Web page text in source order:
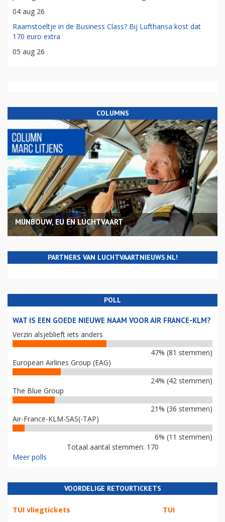
04 aug 26
Raamstoeltje in de Business Class? Bij Lufthansa kost dat
170 euro extra
05 aug 26
COLUMNS
MIJNBOUW, EU EN LUCHTVAART
PARTNERS VAN LUCHTVAARTNIEUWS.NL!
POLL
WAT IS EEN GOEDE NIEUWE NAAM VOOR AIR FRANCE-KLM?
Verzin alsjeblieft iets anders
47% (81 stemmen)
European Airlines Group (EAG)
24% (42 stemmen)
The Blue Group
21% (36 stemmen)
Air-France-KLM-SAS(-TAP)
6% (11 stemmen)
Totaal aantal stemmen: 170
Meer polls
VOORDELIGE RETOURTICKETS
TUI vliegtickets TUI